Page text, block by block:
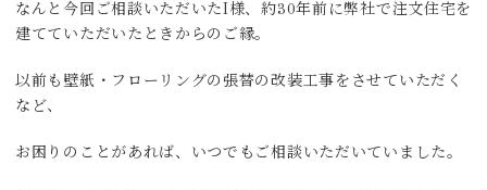
なんと今回ご相談いただいたI様、約30年前に弊社で注文住宅を
建てていただいたときからのご縁。
以前も壁紙・フローリングの張替の改装工事をさせていただく
など、
お困りのことがあれば、いつでもご相談いただいていました。